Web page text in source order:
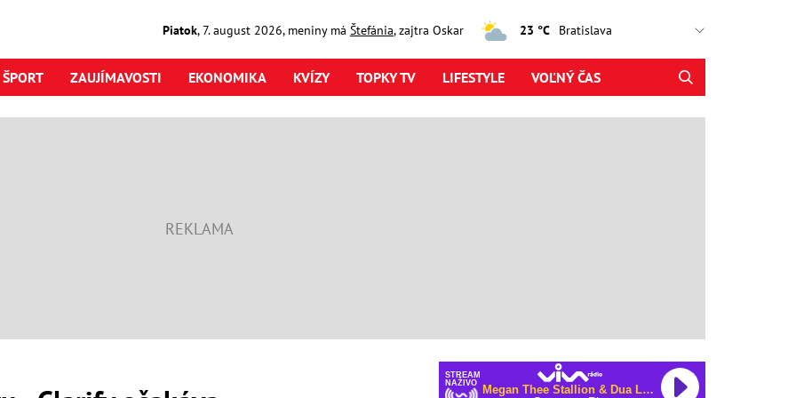
Piatok,7. august2026, meniny má Štefánia, zajtra Oskar 23 °C
ŠPORT ZAUJÍMAVOSTI EKONOMIKA KVÍZY TOPKY TV LIFESTYLE VOĽNÝ ČAS
STREAM
NAŽIVO
Megan Thee Stallion & Dua Lipa